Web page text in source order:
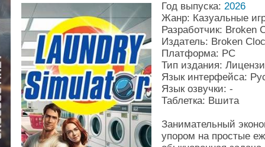
Год выпуска: 2026
Жанр: Казуальные
Разработчик: Broken
Издатель: Broken
Платформа: PC
Тип издания:
Язык интерфейса:
Язык озвучки: -
Таблетка: Вшита
Занимательный
упором на простые